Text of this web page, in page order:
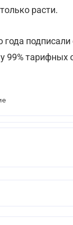
расти.
99% тарифных